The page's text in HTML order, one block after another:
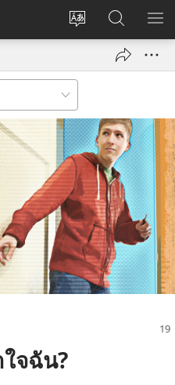
เปลี่ยน
เข้า
(เปิด
ใหม่)
ค้นหา
ใน
JW.ORG
แส
จฉัน?